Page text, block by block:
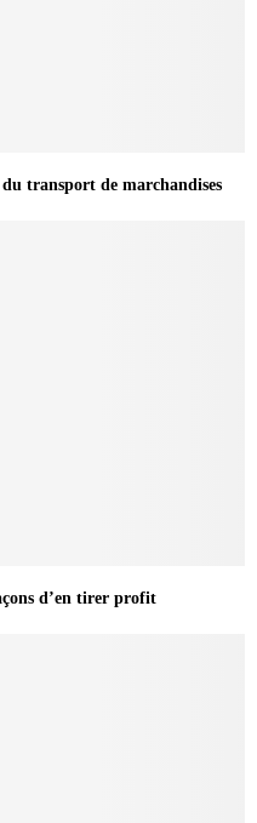
transport de marchandises
d’en tirer profit